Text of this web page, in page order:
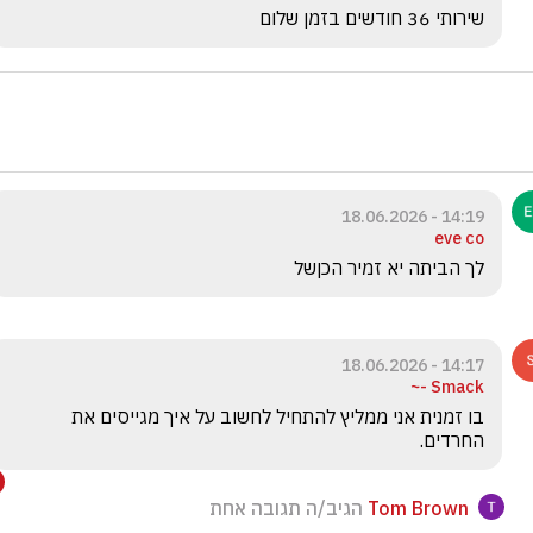
שירותי 36 חודשים בזמן שלום
14:19 - 18.06.2026
eve co
לך הביתה יא זמיר הכןשל
14:17 - 18.06.2026
Smack -~
החרדים.
Tom Brown הגיב/ה תגובה אחת